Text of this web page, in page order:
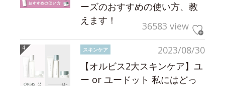
ーズのおすすめの使い方、教
えます！
36583 view
2023/08/30
スキンケア
【オルビス2大スキンケア】ユ
ー or ユードット 私にはどっ